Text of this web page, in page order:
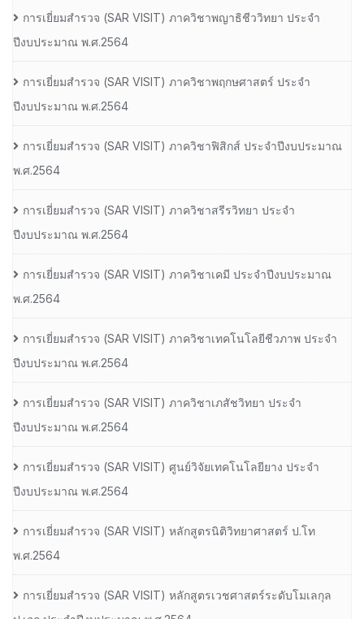
การเยี่ยมสํารวจ (SAR VISIT) ภาควิชาพญาธิชีววิทยา ประจํา
ปีงบประมาณ พ.ศ.2564
การเยี่ยมสํารวจ (SAR VISIT) ภาควิชาพฤกษศาสตร์ ประจํา
ปีงบประมาณ พ.ศ.2564
การเยี่ยมสํารวจ (SAR VISIT) ภาควิชาฟิสิกส์ ประจําปีงบประมาณ
พ.ศ.2564
การเยี่ยมสํารวจ (SAR VISIT) ภาควิชาสรีรวิทยา ประจํา
ปีงบประมาณ พ.ศ.2564
การเยี่ยมสํารวจ (SAR VISIT) ภาควิชาเคมี ประจําปีงบประมาณ
พ.ศ.2564
การเยี่ยมสํารวจ (SAR VISIT) ภาควิชาเทคโนโลยีชีวภาพ ประจํา
ปีงบประมาณ พ.ศ.2564
การเยี่ยมสํารวจ (SAR VISIT) ภาควิชาเภสัชวิทยา ประจํา
ปีงบประมาณ พ.ศ.2564
การเยี่ยมสํารวจ (SAR VISIT) ศูนย์วิจัยเทคโนโลยียาง ประจํา
ปีงบประมาณ พ.ศ.2564
การเยี่ยมสํารวจ (SAR VISIT) หลักสูตรนิติวิทยาศาสตร์ ป.โท
พ.ศ.2564
การเยี่ยมสํารวจ (SAR VISIT) หลักสูตรเวชศาสตร์ระดับโมเลกุล